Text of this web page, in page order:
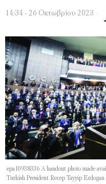
14:34 - 26 Οκτωβρίου 2023
epa10938336 A handout photo made
Turkish President Recep Tayyip